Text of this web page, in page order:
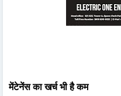
मेंटेनेंस का खर्च भी है कम